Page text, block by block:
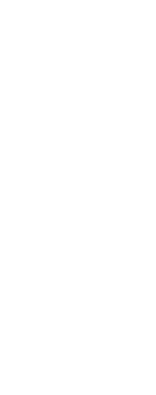
rangement à l’avant, juste
contenant pratique avec
d’accès. Il y a beaucoup
personnels
pour charger votre
avez également d’autres
PROTÉGEZ VOS
Notre spécialiste produits
l’accessoire sac pour
sur le Ryker à l’aide d’un
emporter avec vous et à
Ryker. Il est idéal pour
votre téléphone ou
dessus du sac comporte
pouvez placer votre